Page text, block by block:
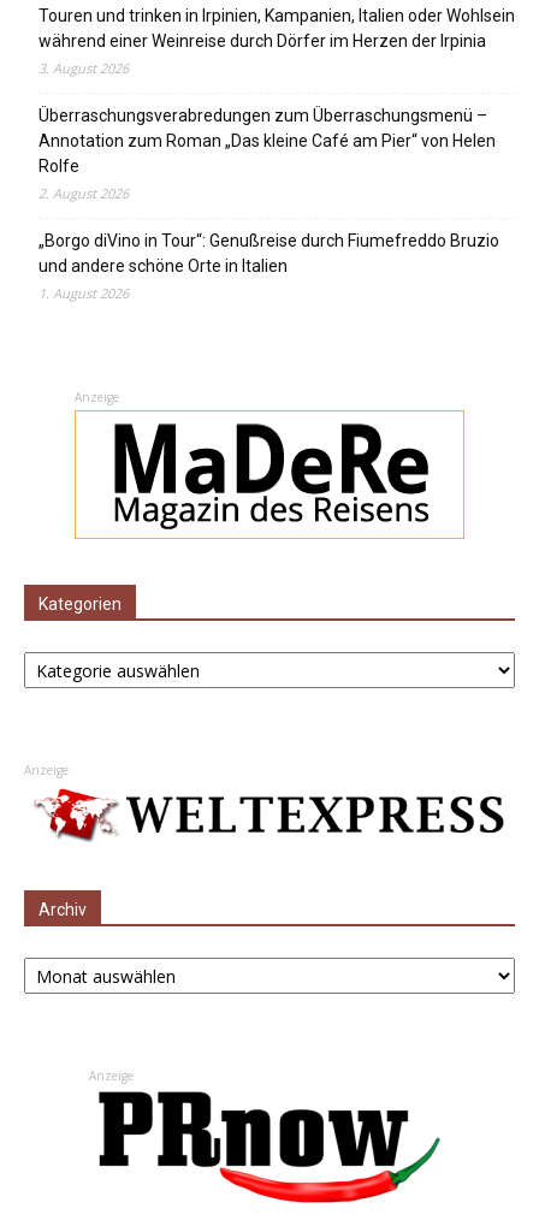
Touren und trinken in Irpinien, Kampanien, Italien oder Wohlsein
während einer Weinreise durch Dörfer im Herzen der Irpinia
3. August 2026
Überraschungsverabredungen zum Überraschungsmenü –
Annotation zum Roman „Das kleine Café am Pier“ von Helen
Rolfe
2. August 2026
„Borgo diVino in Tour“: Genußreise durch Fiumefreddo Bruzio
und andere schöne Orte in Italien
1. August 2026
Anzeige
Kategorien
Kategorien
Anzeige
Archiv
Archiv
Anzeige